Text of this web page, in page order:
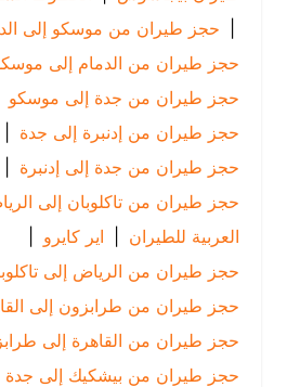
حجز طيران من موسكو إلى الدمام
|
حجز طيران من الدمام إلى موسكو |
حجز طيران من جدة إلى موسكو |
حجز طيران من إدنبرة إلى جدة
حجز طيران من جدة إلى إدنبرة |
حجز طيران من تاكلوبان إلى الرياض
|
العربية للطيران | اير كايرو
|
حجز طيران من الرياض إلى تاكلوبان |
حجز طيران من طرابزون إلى القاهرة |
حجز طيران من القاهرة إلى طرابزون |
حجز طيران من بيشكيك إلى جدة